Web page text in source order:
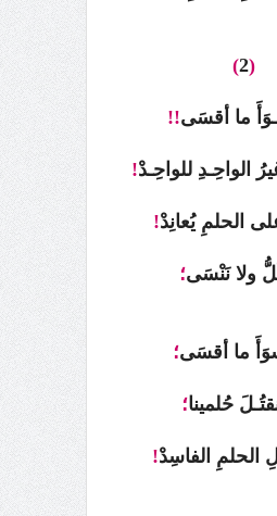
(
2
)
ما أقسَى!!
الواحِـدِ للواحِـدْ!
الحلمِ يُعانِدْ!
ولا نَنْسَى؛
ما أقسَى؛
حُلمينا؛
الحلمِ الفاسِدْ!